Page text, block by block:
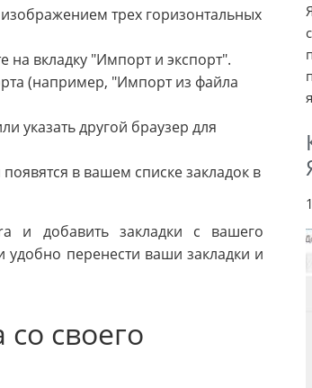
трех горизонтальных
вкладку "Импорт и экспорт".
(например, "Импорт из файла
указать другой браузер для
в вашем списке закладок в
и добавить закладки с вашего
перенести ваши закладки и
своего